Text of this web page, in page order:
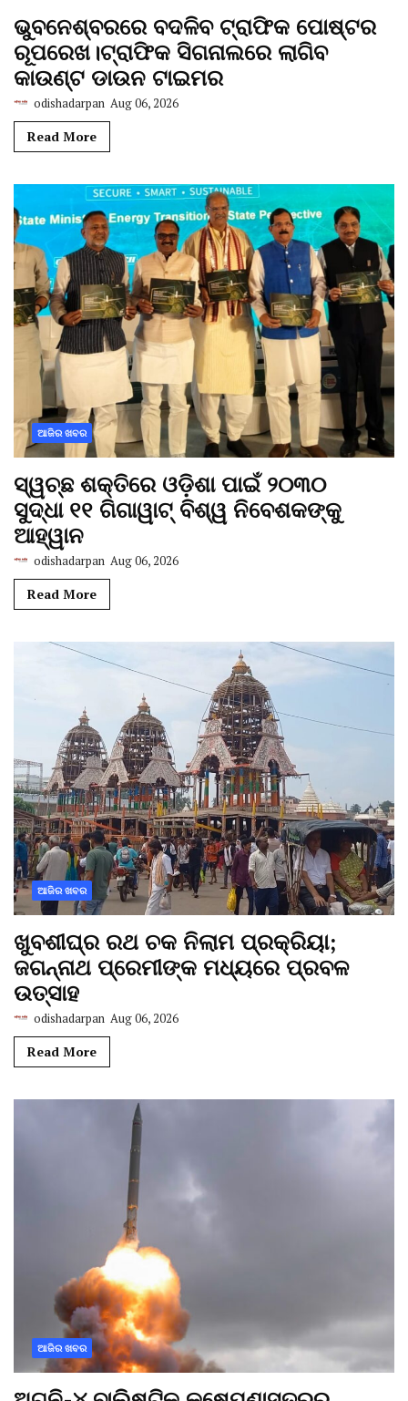
ଭୁବନେଶ୍ବରରେ ବଦଳିବ ଟ୍ରାଫିକ ପୋଷ୍ଟର
ରୂପରେଖ।ଟ୍ରାଫିକ ସିଗନାଲରେ ଲାଗିବ
କାଉଣ୍ଟ ଡାଉନ ଟାଇମର
odishadarpan Aug 06, 2026
Read More
ଆଜିର ଖବର
ସ୍ୱଚ୍ଛ ଶକ୍ତିରେ ଓଡ଼ିଶା ପାଇଁ ୨୦୩୦
ସୁଦ୍ଧା ୧୧ ଗିଗାୱାଟ୍ ବିଶ୍ୱ ନିବେଶକଙ୍କୁ
ଆହ୍ୱାନ
odishadarpan Aug 06, 2026
Read More
ଆଜିର ଖବର
ଖୁବଶୀଘ୍ର ରଥ ଚକ ନିଲାମ ପ୍ରକ୍ରିୟା;
ଜଗନ୍ନାଥ ପ୍ରେମୀଙ୍କ ମଧ୍ୟରେ ପ୍ରବଳ
ଉତ୍ସାହ
odishadarpan Aug 06, 2026
Read More
ଆଜିର ଖବର